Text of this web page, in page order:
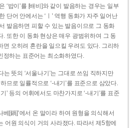
‘밥이’를 [배비]와 같이 발음하는 경우는 일부
단어 안에서는 ‘ㅣ’ 역행 동화가 자주 일어난
발음하면 피할 수 있는 발음이므로 그 동화
. 또한 이 동화 현상은 매우 광범위하여 그 동
면 오히려 혼란을 일으킬 우려도 있다. 그리하
정하는 표준어는 최소화하였다.
는 뜻의 ‘서울나기’는 그대로 쓰임 직하지만
므로 일률적으로 ‘-내기’를 표준으로 삼았다.
’ 등의 어휘에서도 마찬가지로 ‘-내기’를 표준
베[鍋]’에서 온 말이라 하여 원형을 의식해서
어원 의식이 거의 사라졌다. 따라서 제5항에